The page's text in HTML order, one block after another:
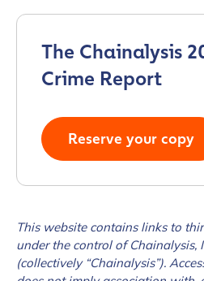
The Chainalysis
Crime Report
Reserve your copy
This website contains links to
under the control of Chainalysis,
(collectively “Chainalysis”).